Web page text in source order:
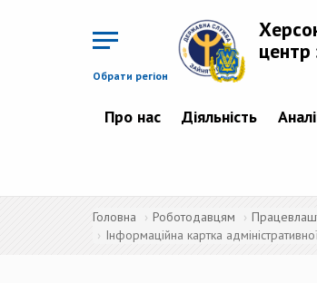
Обрати регіон
центр
Про нас Діяльність
Головна Роботодавцям
Інформаційна картка